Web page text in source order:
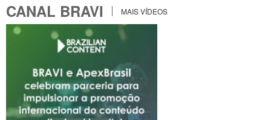
CANAL BRAVI MAIS VÍDEOS